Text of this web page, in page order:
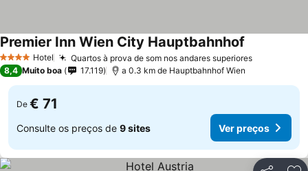
4 EstrelasHotel Quartos à prova de som nos andares superiores
Premier Inn Wien City Hauptbahnhof
8,4 Muito boa 17.119 a 0.3 km de Hauptbahnhof Wien
De € 71
Consulte os preços de 9 sites Ver preços